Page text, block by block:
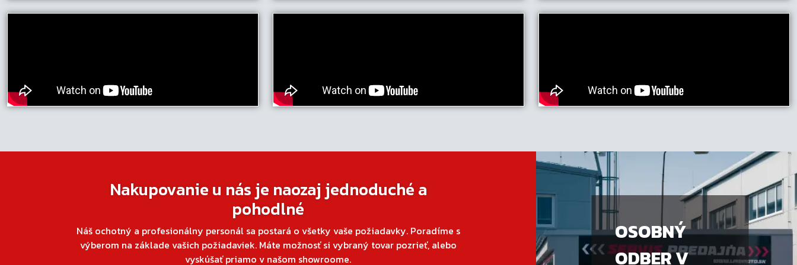
Nakupovanie u nás je naozaj jednoduché a
pohodlné
Náš ochotný a profesionálny personál sa postará o všetky vaše požiadavky. Poradíme s
výberom na základe vašich požiadaviek. Máte možnosť si vybraný tovar pozrieť, alebo
vyskúšať priamo v našom showroome.
OSOBNÝ
ODBER V